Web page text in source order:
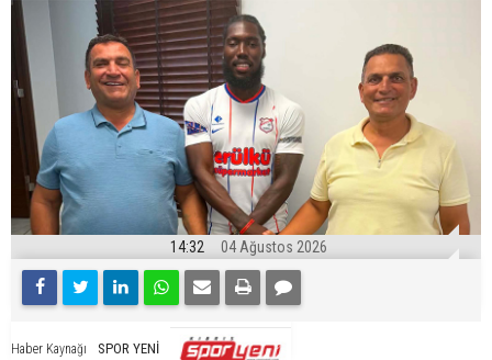
14:32 04 Ağustos 2026
Haber Kaynağı SPOR YENİ